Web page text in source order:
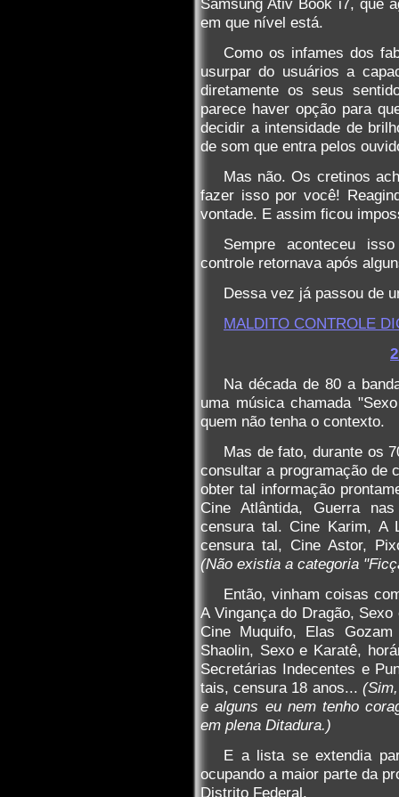
em que nível está.
Como os infames dos
usurpar do usuários a
diretamente os seus
parece haver opção para
decidir a intensidade de
de som que entra pelos
Mas não. Os cretinos
fazer isso por você!
vontade. E assim ficou
Sempre aconteceu
controle retornava após
Dessa vez já passou de
MALDITO CONTROLE
Na década de 80 a
uma música chamada
quem não tenha o contexto.
Mas de fato, durante os
consultar a programação de
obter tal informação
Cine Atlântida, Guerra
censura tal. Cine Karim, A
censura tal, Cine Astor,
(Não existia a categoria
Então, vinham coisas
A Vingança do Dragão,
Cine Muquifo, Elas
Shaolin, Sexo e Karatê,
Secretárias Indecentes e
tais, censura 18 anos...
e alguns eu nem tenho
em plena Ditadura.)
E a lista se extendia
ocupando a maior parte da
Distrito Federal.